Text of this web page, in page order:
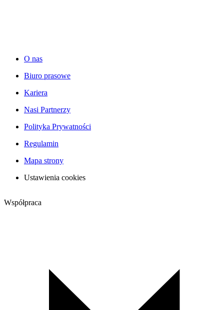
O nas
Biuro prasowe
Kariera
Nasi Partnerzy
Polityka Prywatności
Regulamin
Mapa strony
Ustawienia cookies
Współpraca